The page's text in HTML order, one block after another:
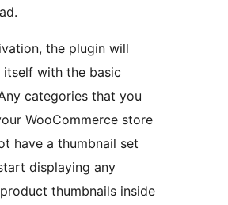
the plugin will
itself with the basic
categories that you
WooCommerce store
have a thumbnail set
displaying any
thumbnails inside